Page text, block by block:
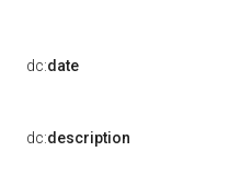
dc:date
dc:description